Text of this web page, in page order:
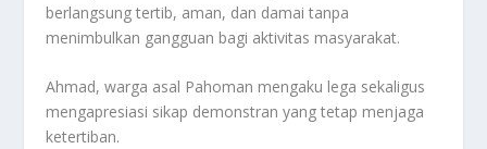
berlangsung tertib, aman, dan damai tanpa
menimbulkan gangguan bagi aktivitas masyarakat.
Ahmad, warga asal Pahoman mengaku lega sekaligus
mengapresiasi sikap demonstran yang tetap menjaga
ketertiban.